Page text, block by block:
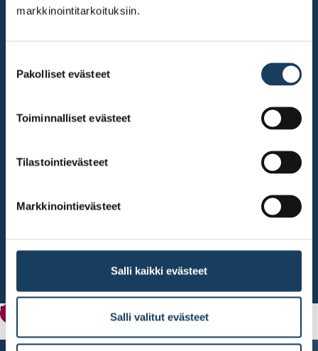
markkinointitarkoituksiin.
valinta
Pakolliset evästeet
Toiminnalliset evästeet
Tilastointievästeet
Markkinointievästeet
Salli kaikki evästeet
Salli valitut evästeet
Pörssisäätiön myöntämät apurahat